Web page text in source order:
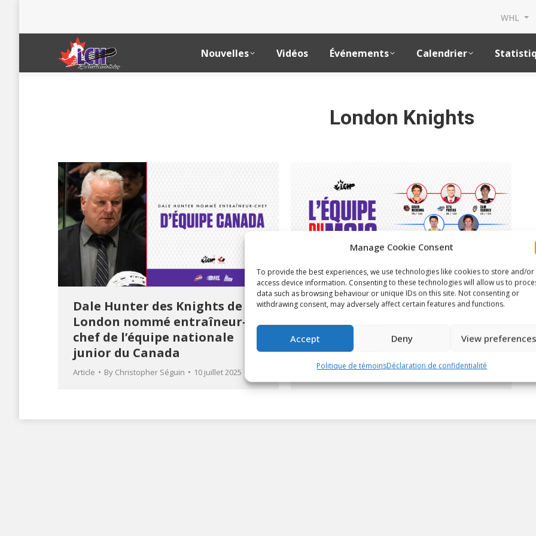
Manage Cookie Consent
To provide the best experiences, we use technologies like cookies to store and/or
access device information. Consenting to these technologies will allow us to
data such as browsing behaviour or unique IDs on this site. Not consenting or
withdrawing consent, may adversely affect certain features and functions.
Accept Deny View preferences
Politique de témoinsDéclaration de confidentialité
WHL
Nouvelles Vidéos Événements Calendrier
London Knights
Dale Hunter des Knights de
London nommé entraîneur-
chef de l’équipe nationale
junior du Canada
Article By Christopher Séguin 10 juillet 2025
Équipe du mois de la LCH
présentée par CCM : Édition de
mars 2025